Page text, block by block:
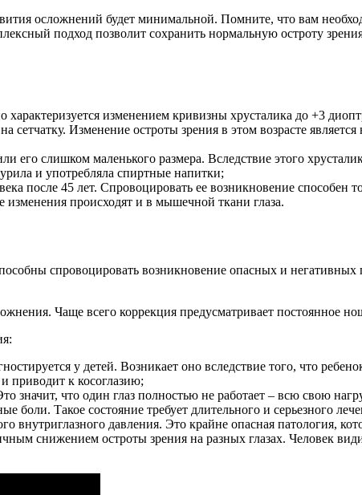
осложнений будет минимальной. Помните, что вам
подход позволит сохранить нормальную остроту
изменением кривизны хрусталика до +3
сетчатку. Изменение остроты зрения в этом возрасте
его слишком маленького размера. Вследствие этого
и употребляла спиртные напитки;
после 45 лет. Спровоцировать ее возникновение способен
изменения происходят и в мышечной ткани глаза.
спровоцировать возникновение опасных и негативных
Чаще всего коррекция предусматривает постоянное
у детей. Возникает оно вследствие того, что
приводит к косоглазию;
значит, что один глаз полностью не работает – всю свою
боли. Такое состояние требует длительного и серьезного
внутриглазного давления. Это крайне опасная патология,
снижением остроты зрения на разных глазах. Человек